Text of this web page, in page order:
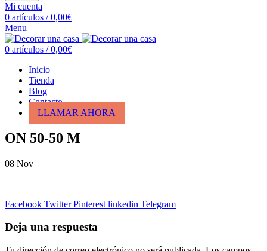
Mi cuenta
0 artículos / 0,00€
Menu
0 artículos / 0,00€
Inicio
Tienda
Blog
Contacto
LLAMAR AHORA
ON 50-50 M
08 Nov
Facebook Twitter Pinterest linkedin Telegram
Deja una respuesta